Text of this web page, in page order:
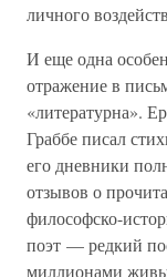
личного
И еще одна
отражение в
«литературна».
Граббе писал
его дневники
отзывов о
философско-
поэт — редкий
миллионами